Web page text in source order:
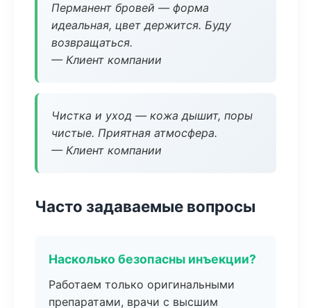
Перманент бровей — форма
идеальная, цвет держится. Буду
возвращаться.
— Клиент компании
Чистка и уход — кожа дышит, поры
чистые. Приятная атмосфера.
— Клиент компании
Часто задаваемые вопросы
Насколько безопасны инъекции?
Работаем только оригинальными
препаратами, врачи с высшим